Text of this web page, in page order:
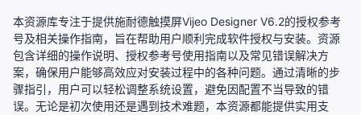
本资源库专注于提供施耐德触摸屏Vijeo Designer V6.2的授权参考
号及相关操作指南，旨在帮助用户顺利完成软件授权与安装。资源
包含详细的操作说明、授权参考号使用指南以及常见错误解决方
案，确保用户能够高效应对安装过程中的各种问题。通过清晰的步
骤指引，用户可以轻松调整系统设置，避免因配置不当导致的错
误。无论是初次使用还是遇到技术难题，本资源都能提供实用支